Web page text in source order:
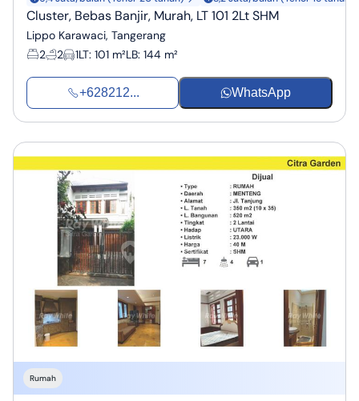
Cluster, Bebas Banjir, Murah, LT 101 2Lt SHM
Lippo Karawaci, Tangerang
2
2 1LT: 101 m²LB: 144 m²
+628212... WhatsApp
Rumah